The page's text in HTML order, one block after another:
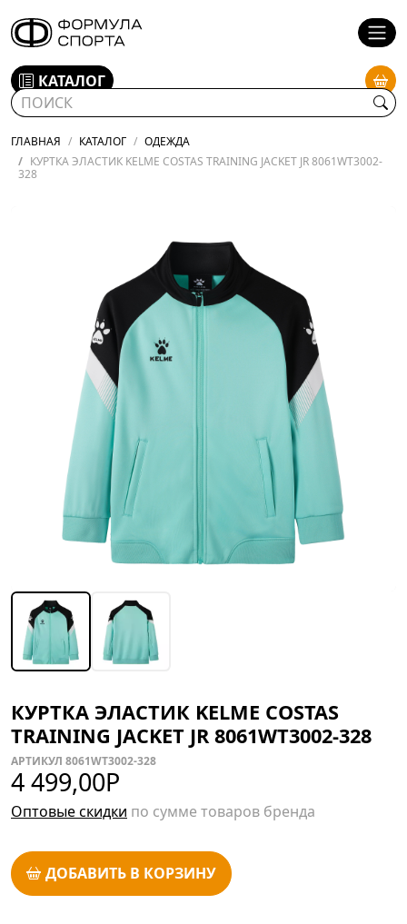
КАТАЛОГ
ГЛАВНАЯ КАТАЛОГ
ОДЕЖДА
КУРТКА ЭЛАСТИК KELME COSTAS TRAINING JACKET JR 8061WT3002-
328
КУРТКА ЭЛАСТИК KELME COSTAS
TRAINING JACKET JR 8061WT3002-328
АРТИКУЛ 8061WT3002-328
4 499,00Р
Оптовые скидки по сумме товаров бренда
ДОБАВИТЬ В КОРЗИНУ